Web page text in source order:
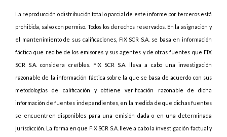
La reproducción o distribución total o parcial de este informe por terceros está
prohibida, salvo con permiso. Todos los derechos reservados. En la asignación y
el mantenimiento de sus calificaciones, FIX SCR S.A. se basa en información
fáctica que recibe de los emisores y sus agentes y de otras fuentes que FIX
SCR S.A. considera creíbles. FIX SCR S.A. lleva a cabo una investigación
razonable de la información fáctica sobre la que se basa de acuerdo con sus
metodologías de calificación y obtiene verificación razonable de dicha
información de fuentes independientes, en la medida de que dichas fuentes
se encuentren disponibles para una emisión dada o en una determinada
jurisdicción. La forma en que FIX SCR S.A. lleve a cabo la investigación factual y